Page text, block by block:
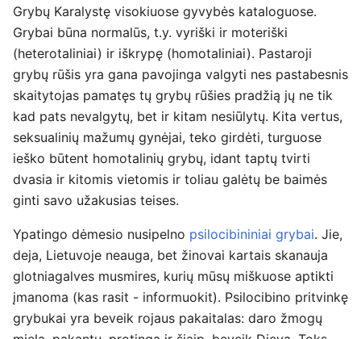
Grybų Karalystę visokiuose gyvybės kataloguose.
Grybai būna normalūs, t.y. vyriški ir moteriški
(heterotaliniai) ir iškrypę (homotaliniai). Pastaroji
grybų rūšis yra gana pavojinga valgyti nes pastabesnis
skaitytojas pamatęs tų grybų rūšies pradžią jų ne tik
kad pats nevalgytų, bet ir kitam nesiūlytų. Kita vertus,
seksualinių mažumų gynėjai, teko girdėti, turguose
ieško būtent homotalinių grybų, idant taptų tvirti
dvasia ir kitomis vietomis ir toliau galėtų be baimės
ginti savo užakusias teises.
Ypatingo dėmesio nusipelno psilocibininiai grybai. Jie,
deja, Lietuvoje neauga, bet žinovai kartais skanauja
glotniagalves musmires, kurių mūsų miškuose aptikti
įmanoma (kas rasit - informuokit). Psilocibino pritvinkę
grybukai yra beveik rojaus pakaitalas: daro žmogų